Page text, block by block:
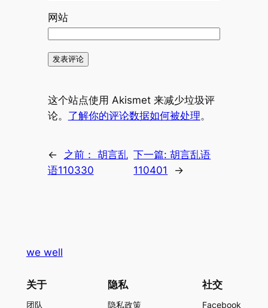
网站
这个站点使用 Akismet 来减少垃圾评
论。 了解你的评论数据如何被处理。
← 之前： 胡言乱
语110330
下一篇:胡言乱语
110401
→
we well
关于
团队
隐私
隐私政策
社交
Facebook